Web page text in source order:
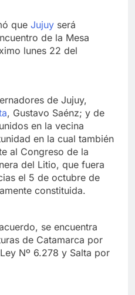
que Jujuy será
de la Mesa
lunes 22 del
de Jujuy,
, Gustavo Saénz; y de
en la vecina
en la cual también
al Congreso de la
del Litio, que fuera
el 5 de octubre de
constituida.
se encuentra
de Catamarca por
Nº 6.278 y Salta por